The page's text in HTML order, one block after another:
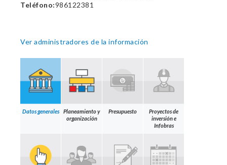
Teléfono:986122381
Ver administradores de la información
Datos generales
Planeamiento y
organización
Presupuesto
Proyectos de
inversión e
Infobras